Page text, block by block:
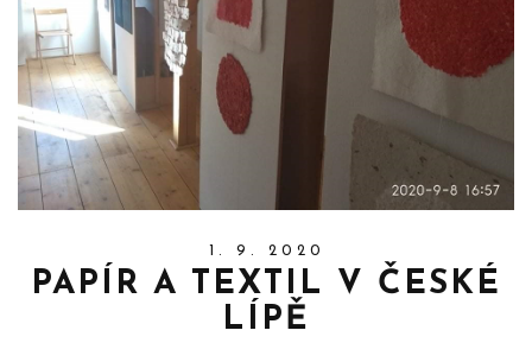
1. 9. 2020
PAPÍR A TEXTIL V ČESKÉ
LÍPĚ